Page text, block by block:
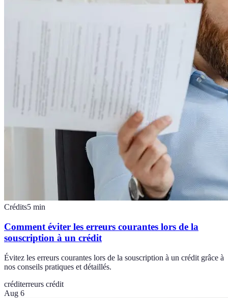
Crédits5 min
Comment éviter les erreurs courantes lors de la
souscription à un crédit
Évitez les erreurs courantes lors de la souscription à un crédit grâce à
nos conseils pratiques et détaillés.
créditerreurs crédit
Aug 6